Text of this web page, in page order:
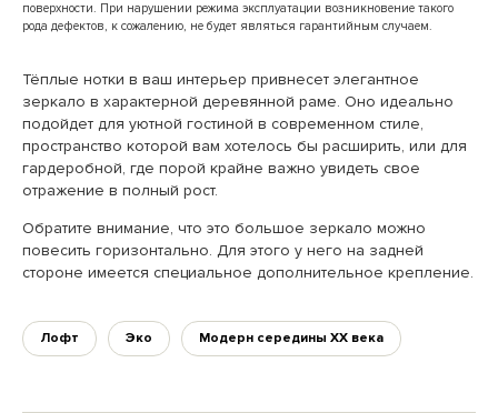
поверхности. При нарушении режима эксплуатации возникновение такого
рода дефектов, к сожалению, не будет являться гарантийным случаем.
Тёплые нотки в ваш интерьер привнесет элегантное
зеркало в характерной деревянной раме. Оно идеально
подойдет для уютной гостиной в современном стиле,
пространство которой вам хотелось бы расширить, или для
гардеробной, где порой крайне важно увидеть свое
отражение в полный рост.
Обратите внимание, что это большое зеркало можно
повесить горизонтально. Для этого у него на задней
стороне имеется специальное дополнительное крепление.
Лофт Эко Модерн середины XX века